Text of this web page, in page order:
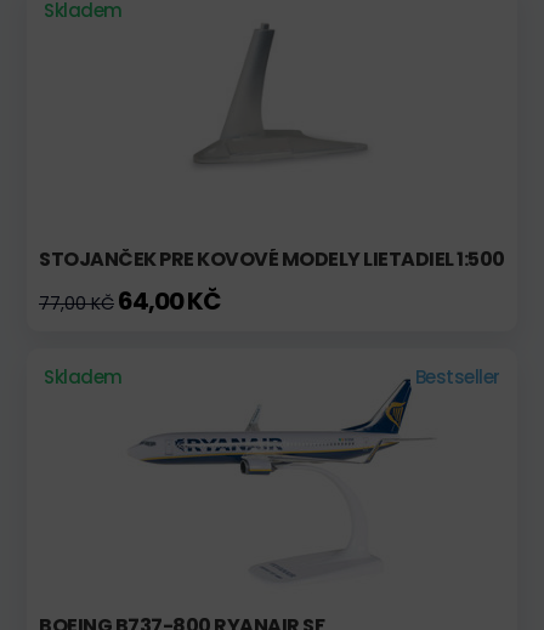
Skladem
STOJANČEK PRE KOVOVÉ MODELY LIETADIEL 1:500
77,00 KČ 64,00 KČ
Skladem Bestseller